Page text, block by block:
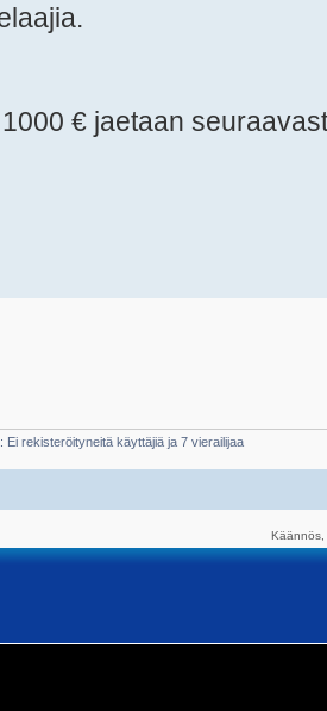
€ jaetaan
Ei rekisteröityneitä käyttäjiä ja 7 vierailijaa